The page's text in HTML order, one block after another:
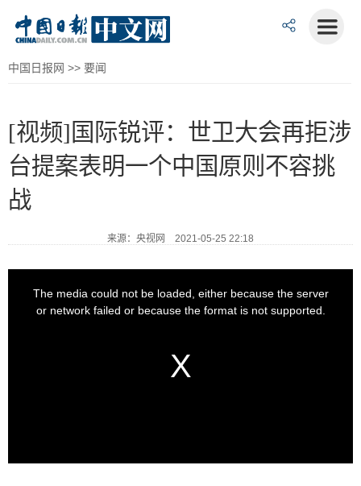
中国日报网 >> 要闻
[视频]国际锐评：世卫大会再拒涉
台提案表明一个中国原则不容挑
战
来源：央视网 2021-05-25 22:18